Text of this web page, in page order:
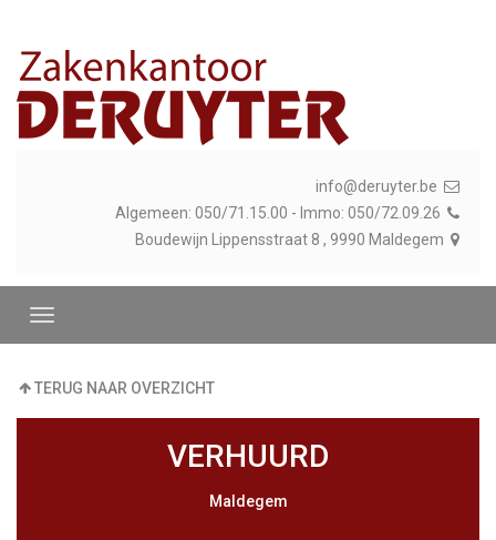
info@deruyter.be
Algemeen: 050/71.15.00 - Immo: 050/72.09.26
Boudewijn Lippensstraat 8 , 9990 Maldegem
TERUG NAAR OVERZICHT
VERHUURD
Maldegem